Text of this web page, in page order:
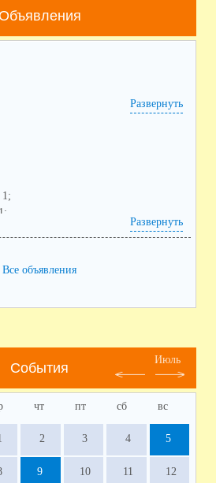
Развернуть
1;
Развернуть
Все объявления
События
Июль
чт пт сб вс
2 3 4 5
9 10 11 12